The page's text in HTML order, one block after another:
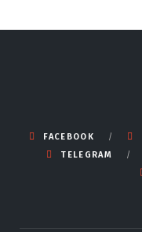
FACEBOOK
TELEGRAM